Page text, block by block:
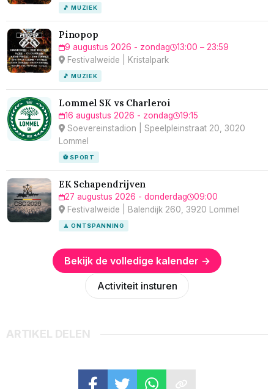
🎵 MUZIEK
Pinopop
9 augustus 2026 - zondag
13:00 – 23:59
Festivalweide | Kristalpark
🎵 MUZIEK
Lommel SK vs Charleroi
16 augustus 2026 - zondag
19:15
Soevereinstadion | Speelpleinstraat 20, 3020
Lommel
⚽ SPORT
EK Schapendrijven
27 augustus 2026 - donderdag
09:00
Festivalweide | Balendijk 260, 3920 Lommel
🧘 ONTSPANNING
Bekijk de volledige kalender →
Activiteit insturen
ARTIKEL DELEN